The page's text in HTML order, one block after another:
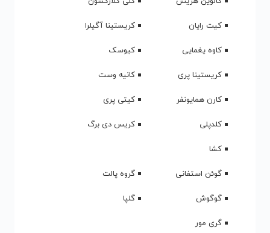
کیت رایان
کریستینا آگیلرا
کاوه یغمایی
کیوسک
کریستینا پری
کانیه وست
کارن همایونفر
کیتی پری
کلدپلی
کریس دی برگ
کشا
گوئن استفانی
گروه پالت
گوگوش
گلپا
گری مور